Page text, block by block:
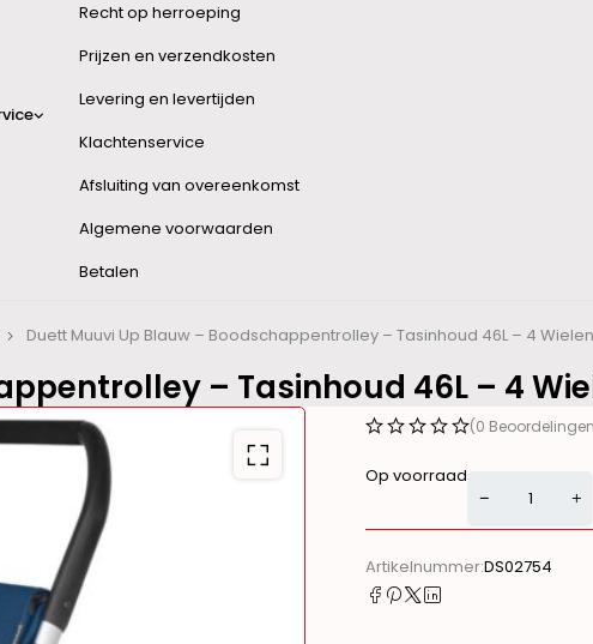
Recht op herroeping
Prijzen en verzendkosten
Levering en levertijden
Klachtenservice
Afsluiting van overeenkomst
Algemene voorwaarden
Betalen
– Tasinhoud 46L – 4
Duett Muuvi Up Blauw – Boodschappentrolley – Tasinhoud 46L – 4
(0
Op voorraad
Alternative:
Artikelnummer:DS02754